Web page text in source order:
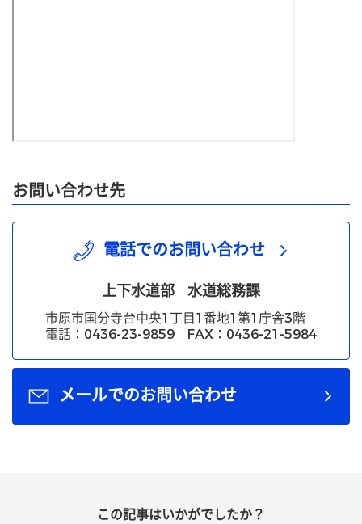
お問い合わせ先
電話でのお問い合わせ
上下水道部 水道総務課
市原市国分寺台中央1丁目1番地1第1庁舎3階
電話：0436-23-9859 FAX：0436-21-5984
メールでのお問い合わせ
この記事はいかがでしたか？